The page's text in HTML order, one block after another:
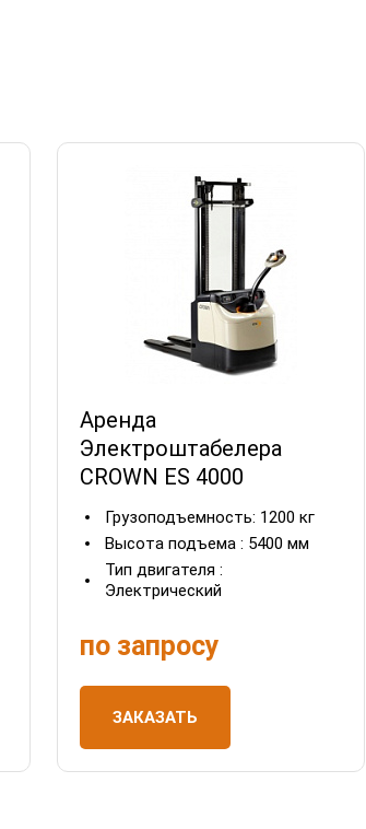
Аренда
Электроштабелера
CROWN ES 4000
Грузоподъемность: 1200 кг
Высота подъема : 5400 мм
Тип двигателя :
Электрический
по запросу
ЗАКАЗАТЬ